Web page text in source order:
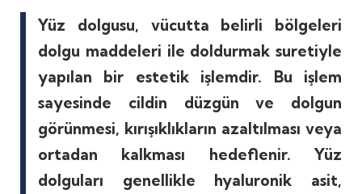
Yüz dolgusu, vücutta belirli bölgeleri
dolgu maddeleri ile doldurmak suretiyle
yapılan bir estetik işlemdir. Bu işlem
sayesinde cildin düzgün ve dolgun
görünmesi, kırışıklıkların azaltılması veya
ortadan kalkması hedeflenir. Yüz
dolguları genellikle hyaluronik asit,